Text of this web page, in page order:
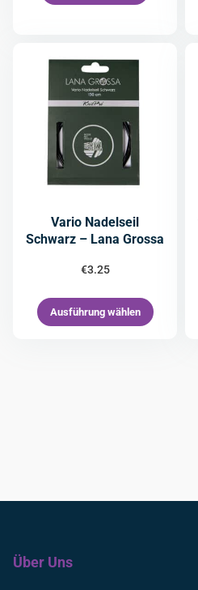
Vario Nadelseil
Schwarz – Lana Grossa
€3.25
Ausführung wählen
Über Uns